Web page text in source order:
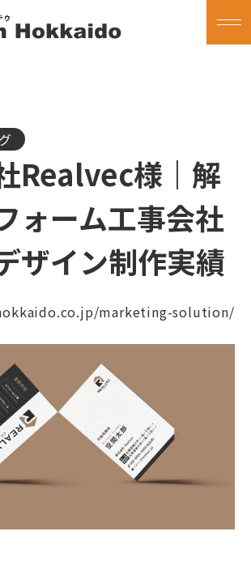
Realvec様｜解
ォーム工事会社
ザイン制作実績
marketing-solution/